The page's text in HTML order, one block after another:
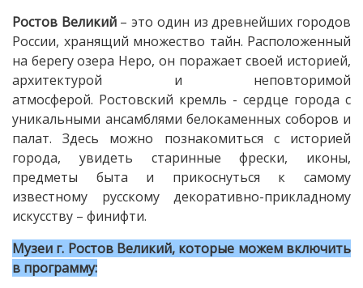
Ростов Великий– это один из древнейших городов
России, хранящий множество тайн. Расположенный
на берегу озера Неро, он поражает своей историей,
архитектурой и неповторимой
атмосферой. Ростовский кремль - сердце города с
уникальными ансамблями белокаменных соборов и
палат. Здесь можно познакомиться с историей
города, увидеть старинные фрески, иконы,
предметы быта и прикоснуться к самому
известному русскому декоративно-прикладному
искусству – финифти.
Музеи г. Ростов Великий, которые можем включить
в программу: